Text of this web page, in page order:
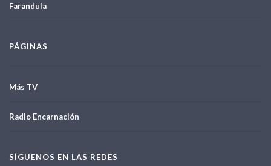
Farandula
PÁGINAS
Más TV
Radio Encarnación
SÍGUENOS EN LAS REDES